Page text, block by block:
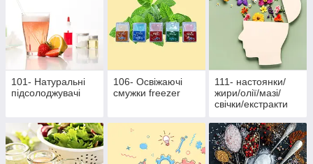
101- Натуральні
підсолоджувачі
106- Освіжаючі
смужки freezer
111- настоянки/
жири/олії/мазі/
свічки/екстракти